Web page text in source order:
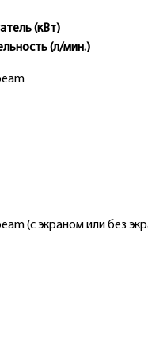
(кВт)
(л/мин.)
(с экраном или без